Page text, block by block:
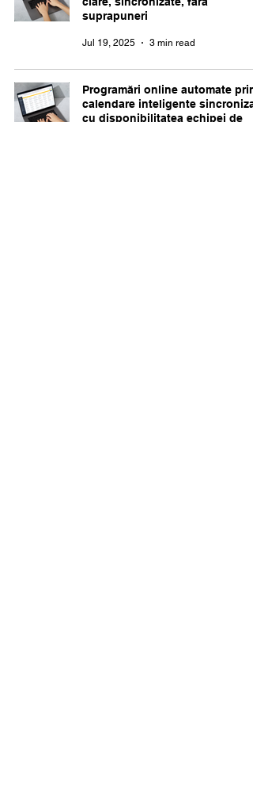
suprapuneri
Jul 19, 2025 3 min read
Programări online automate prin
calendare inteligente
cu disponibilitatea echipei de